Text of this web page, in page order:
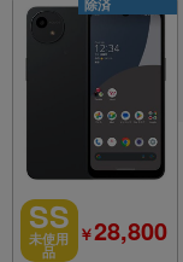
除済
SS
未使用
品
￥28,800